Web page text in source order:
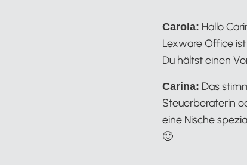
Carola: Hallo
Lexware Office
Du hältst einen
Carina: Das
Steuerberaterin
eine Nische
🙂